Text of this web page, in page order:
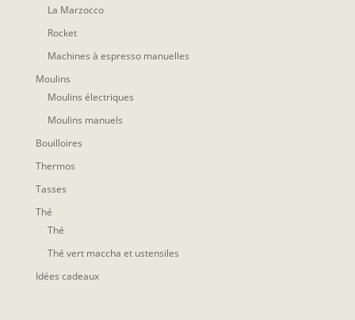
La Marzocco
Rocket
Machines à espresso manuelles
Moulins
Moulins électriques
Moulins manuels
Bouilloires
Thermos
Tasses
Thé
Thé
Thé vert maccha et ustensiles
Idées cadeaux